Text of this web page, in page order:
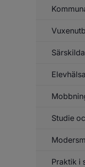
Studie
Praktik i